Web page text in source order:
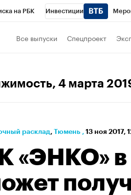
на РБК Инвестиции
Все выпуски Спецпроект
, 4 марта
расклад⁠, Тюмень , 13 ноя 2017,
«ЭНКО» в